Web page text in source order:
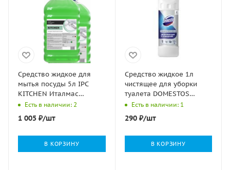
Средство жидкое для
мытья посуды 5л IPC
KITCHEN Италмас
концентрированное 1/4
Есть в наличии: 2
1 005 ₽/шт
В КОРЗИНУ
Средство жидкое 1л
чистящее для уборки
туалета DOMESTOS
Profession(Доместос)
Свежесть Атлантики 1/12
Есть в наличии: 1
290₽/шт
В КОРЗИНУ